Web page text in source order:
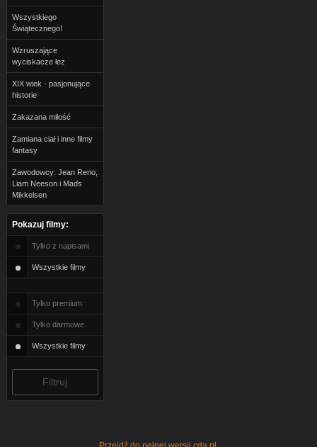
Wszystkiego
Świątecznego!
Wzruszające
wyciskacze łez
XIX wiek - pasjonujące
historie
Zakazana miłość
Zamiana ciał i inne filmy
fantasy
Zawodowcy: Jean Reno,
Liam Neeson i Mads
Mikkelsen
Pokazuj filmy:
Tylko z napisami
Wszystkie filmy
Tylko premium
Tylko darmowe
Wszystkie filmy